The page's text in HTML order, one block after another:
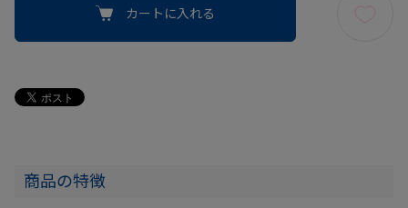
カートに入れる
商品の特徴